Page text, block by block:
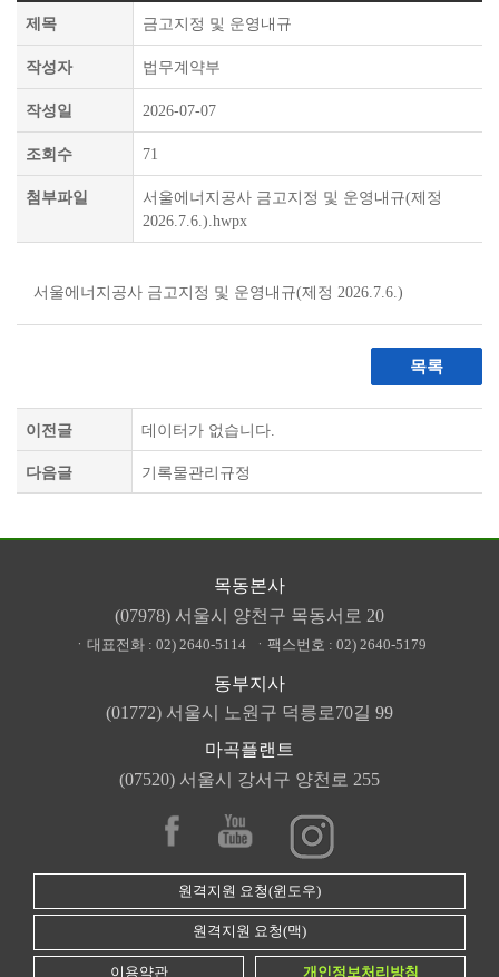
제목 금고지정 및 운영내규
작성자 법무계약부
작성일 2026-07-07
조회수 71
첨부파일
서울에너지공사 금고지정 및 운영내규(제정
2026.7.6.).hwpx
서울에너지공사 금고지정 및 운영내규(제정 2026.7.6.)
목록
이전글 데이터가 없습니다.
다음글 기록물관리규정
목동본사
(07978) 서울시 양천구 목동서로 20
ㆍ대표전화 : 02) 2640-5114 ㆍ팩스번호 : 02) 2640-5179
동부지사
(01772) 서울시 노원구 덕릉로70길 99
마곡플랜트
(07520) 서울시 강서구 양천로 255
원격지원 요청(윈도우)
원격지원 요청(맥)
이용약관 개인정보처리방침